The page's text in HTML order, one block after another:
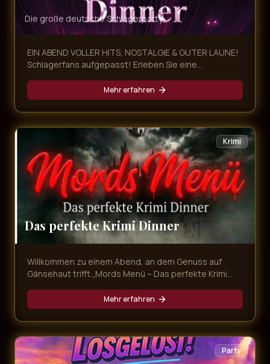
Die große deutsche Schlagerparty
EIN ABEND VOLLER HITS, NOSTALGIE & GUTER LAUNE!
Schlagerfans aufgepasst! Erleben Sie eine
musikalische Zeitreise von den 60ern bis heute
mitnimmt. Freuen Sie sich auf unvergessliche
Evergreens, emotionale Balladen und Partykracher
von den größten Schlagerstars – live präsentiert in
exklusivem Ambiente und begleitet von einem
köstlichen Dinner!
Mehr erfahren
Krimi
Das perfekte Krimi Dinner
Willkommen zu einem Abend, an dem Genuss auf
Gänsehaut trifft.„Mords Menü – Das perfekte Krimi
interaktives Erlebnis voller Intrigen, Geheimnisse und
überraschender Wendungen. Während Sie ein
exquisites Mehr-Gänge-Menü genießen, entfaltet
sich direkt vor Ihren Augen ein packender Kriminalfall.
Mehr erfahren
Party